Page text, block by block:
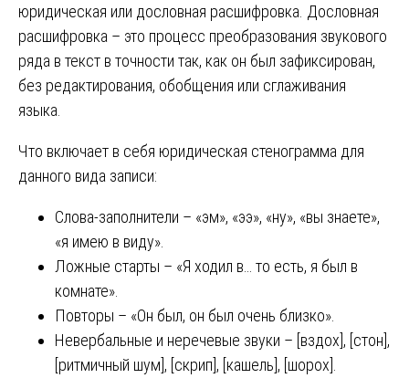
юридическая или дословная расшифровка. Дословная
расшифровка – это процесс преобразования звукового
ряда в текст в точности так, как он был зафиксирован,
без редактирования, обобщения или сглаживания
языка.
Что включает в себя юридическая стенограмма для
данного вида записи:
Слова-заполнители – «эм», «ээ», «ну», «вы знаете»,
«я имею в виду».
Ложные старты – «Я ходил в… то есть, я был в
комнате».
Повторы – «Он был, он был очень близко».
Невербальные и неречевые звуки – [вздох], [стон],
[ритмичный шум], [скрип], [кашель], [шорох].